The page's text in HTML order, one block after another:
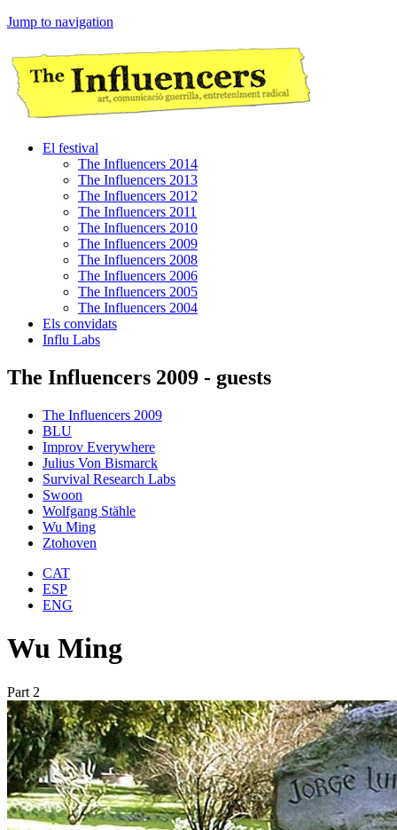
Jump to navigation
El festival
The Influencers 2014
The Influencers 2013
The Influencers 2012
The Influencers 2011
The Influencers 2010
The Influencers 2009
The Influencers 2008
The Influencers 2006
The Influencers 2005
The Influencers 2004
Els convidats
Influ Labs
The Influencers 2009 - guests
The Influencers 2009
BLU
Improv Everywhere
Julius Von Bismarck
Survival Research Labs
Swoon
Wolfgang Stähle
Wu Ming
Ztohoven
CAT
ESP
ENG
Wu Ming
Part 2